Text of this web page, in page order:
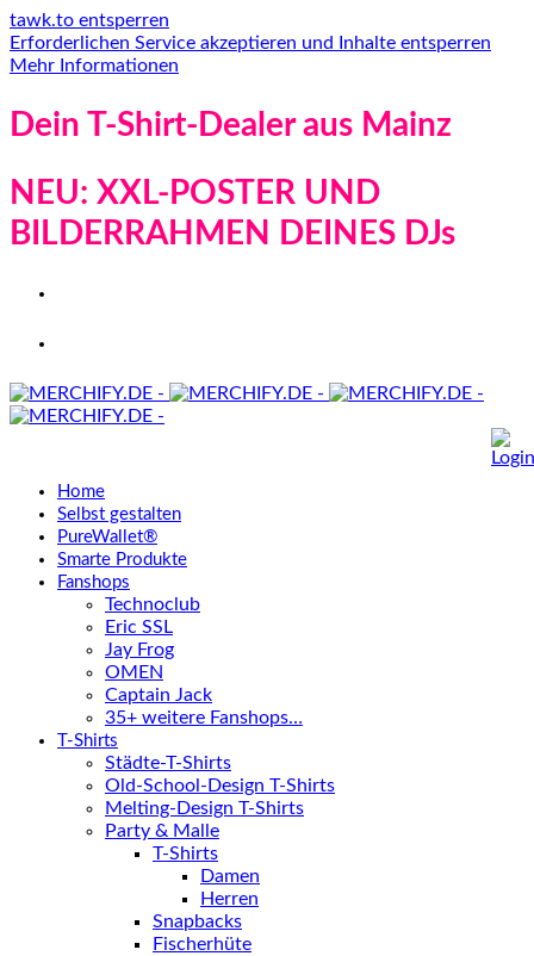
tawk.to entsperren
Erforderlichen Service akzeptieren und Inhalte entsperren
Mehr Informationen
Dein T-Shirt-Dealer aus Mainz
NEU: XXL-POSTER UND
BILDERRAHMEN DEINES DJs
Home
Selbst gestalten
PureWallet®
Smarte Produkte
Fanshops
Technoclub
Eric SSL
Jay Frog
OMEN
Captain Jack
35+ weitere Fanshops…
T-Shirts
Städte-T-Shirts
Old-School-Design T-Shirts
Melting-Design T-Shirts
Party & Malle
T-Shirts
Damen
Herren
Snapbacks
Fischerhüte